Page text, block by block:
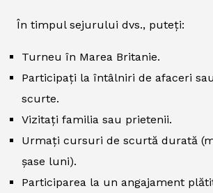
În timpul sejurului dvs., puteți:
Turneu în Marea Britanie.
Participați la întâlniri de afaceri
scurte.
Vizitați familia sau prietenii.
Urmați cursuri de scurtă durată
șase luni).
Participarea la un angajament